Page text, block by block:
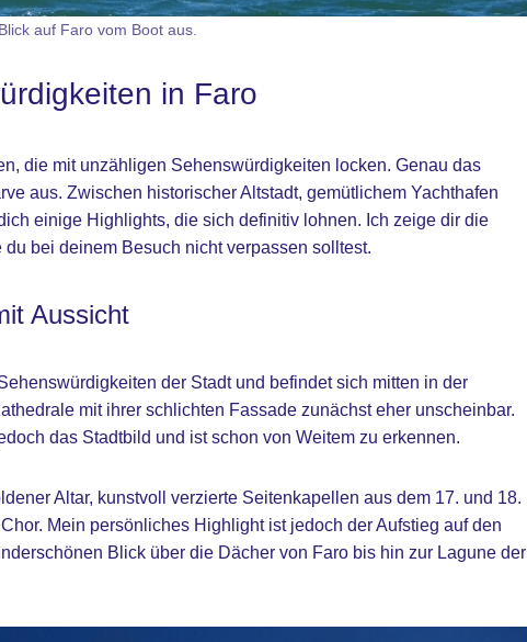
Blick auf Faro vom Boot aus.
in Faro
die mit unzähligen Sehenswürdigkeiten locken. Genau das
aus. Zwischen historischer Altstadt, gemütlichem Yachthafen
einige Highlights, die sich definitiv lohnen. Ich zeige dir die
bei deinem Besuch nicht verpassen solltest.
Aussicht
der Stadt und befindet sich mitten in der
mit ihrer schlichten Fassade zunächst eher unscheinbar.
das Stadtbild und ist schon von Weitem zu erkennen.
Altar, kunstvoll verzierte Seitenkapellen aus dem 17. und 18.
Mein persönliches Highlight ist jedoch der Aufstieg auf den
Blick über die Dächer von Faro bis hin zur Lagune der